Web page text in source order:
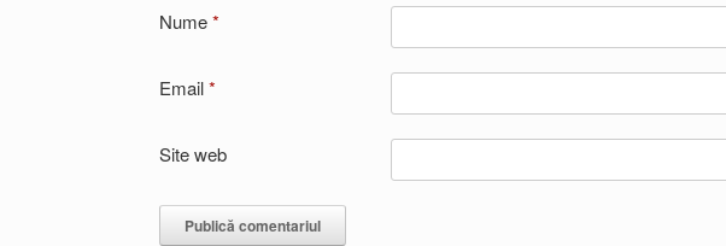
Nume*
Email*
Site web